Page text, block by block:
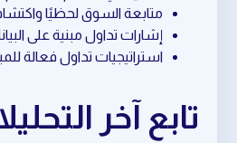
متابعة السوق لحظيًا
إشارات تداول مبنية على
استراتيجيات تداول فعالة
تابع آخر